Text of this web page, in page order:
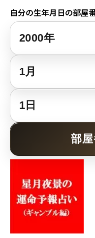
鑑定及び出演依頼
YouTube
Online Store
自分の生年月日の部屋
部